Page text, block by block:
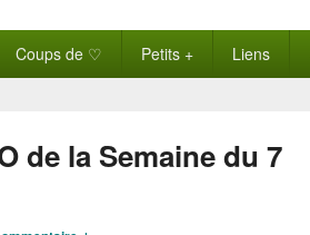
Coups de ♡ Petits + Liens
de la Semaine du 7